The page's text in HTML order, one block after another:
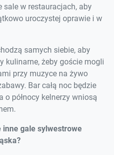
sale w restauracjach, aby
uroczystej oprawie i w
samych siebie, aby
kulinarne, żeby goście mogli
przy muzyce na żywo
Bar całą noc będzie
o północy kelnerzy wniosą
inne gale sylwestrowe